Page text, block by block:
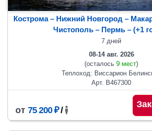
Кострома – Нижний Новгород –
Чистополь– Пермь – (+1
7 дней
08-14 авг. 2026
(осталось 9 мест)
Теплоход: Виссарион
Арт. В467300
от 75 200 ₽/